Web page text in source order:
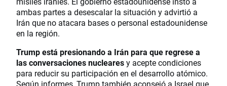
ambas partes a desescalar la situación y advirtió a
Irán que no atacara bases o personal estadounidense
en la región.
Trump está presionando a Irán para que regrese a
las conversaciones nuclearesy acepte condiciones
para reducir su participación en el desarrollo atómico.
Según informes, Trump también aconsejó a Israel que